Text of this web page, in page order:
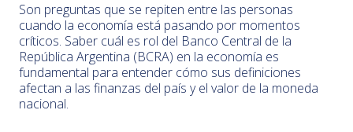
Son preguntas que se repiten entre las personas
cuando la economía está pasando por momentos
críticos. Saber cuál es rol del Banco Central de la
República Argentina (BCRA) en la economía es
fundamental para entender cómo sus definiciones
afectan a las finanzas del país y el valor de la moneda
nacional.